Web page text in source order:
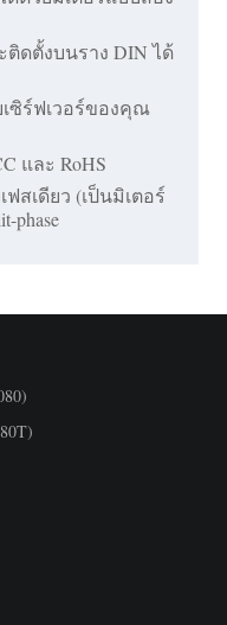
ดตั้งบนราง DIN ได้
ซิร์ฟเวอร์ของคุณ
และ RoHS
สเดียว (เป็นมิเตอร์
phase